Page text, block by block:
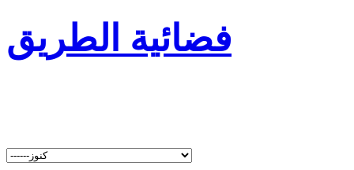
فضائية الطريق